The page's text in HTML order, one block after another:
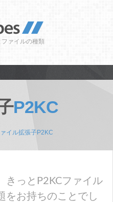
ァイルの種類
P2KC
イル拡張子P2KC
きっとP2KCファイル
をお持ちのことでし